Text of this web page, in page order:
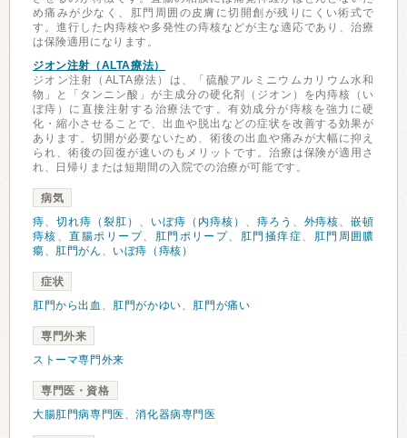
め痛みが少なく、肛門周囲の皮膚に切開創が残りにくい術式で
す。進行した内痔核や多発性の痔核などが主な適応であり、治療
は保険適用になります。
ジオン注射（ALTA療法）
ジオン注射（ALTA療法）は、「硫酸アルミニウムカリウム水和
物」と「タンニン酸」が主成分の硬化剤（ジオン）を内痔核（い
ぼ痔）に直接注射する治療法です。有効成分が痔核を強力に硬
化・縮小させることで、出血や脱出などの症状を改善する効果が
あります。切開が必要ないため、術後の出血や痛みが大幅に抑え
られ、術後の回復が速いのもメリットです。治療は保険が適用さ
れ、日帰りまたは短期間の入院での治療が可能です。
病気
痔、 切れ痔（裂肛） 、 いぼ痔（内痔核） 、 痔ろう 、 外痔核、嵌頓
痔核 、直腸ポリープ、 肛門ポリープ、 肛門掻痒症、
肛門周囲膿
瘍、 肛門がん 、 いぼ痔（痔核）
症状
肛門から出血 、 肛門がかゆい、 肛門が痛い
専門外来
ストーマ専門外来
専門医・資格
大腸肛門病専門医 、消化器病専門医